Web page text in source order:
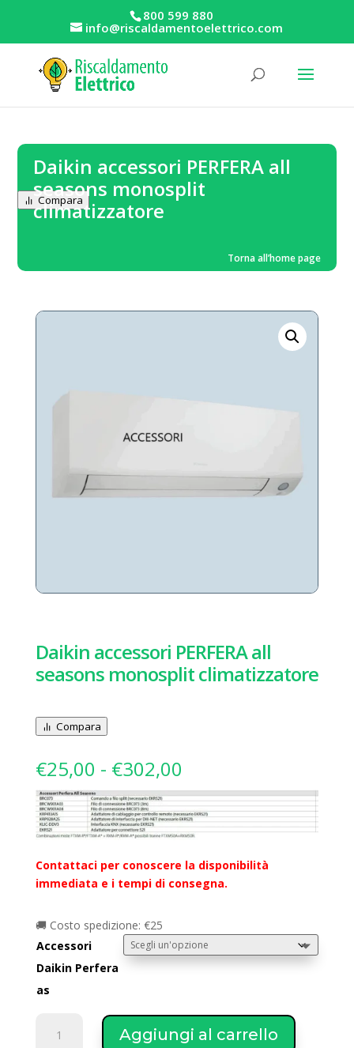
800 599 880
info@riscaldamentoelettrico.com
Daikin accessori PERFERA all
seasons monosplit
climatizzatore
Compara
Torna all’home page
Daikin accessori PERFERA all
seasons monosplit climatizzatore
Compara
€25,00 - €302,00
di
prezzo:
da
€25,00
a
€302,00
Contattaci per conoscere la disponibilità
immediata e i tempi di consegna.
🚚 Costo spedizione: €25
Accessori
Daikin Perfera
as
accessori
Aggiungi al carrello